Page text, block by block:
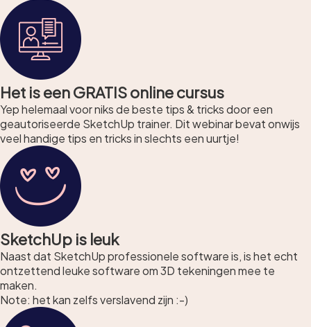
Het is een GRATIS online cursus
Yep helemaal voor niks de beste tips & tricks door een
geautoriseerde SketchUp trainer. Dit webinar bevat onwijs
veel handige tips en tricks in slechts een uurtje!
SketchUp is leuk
Naast dat SketchUp professionele software is, is het echt
ontzettend leuke software om 3D tekeningen mee te
maken.
Note: het kan zelfs verslavend zijn :-)